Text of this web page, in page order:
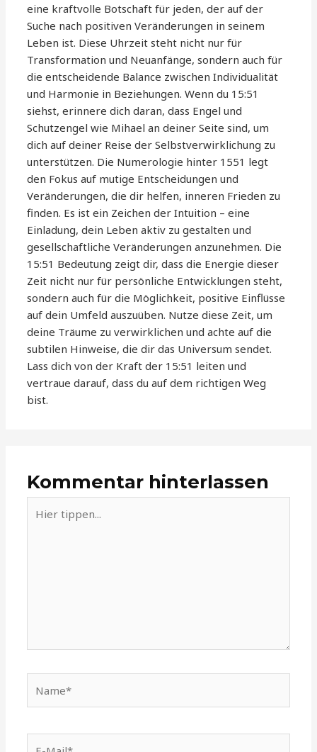
eine kraftvolle Botschaft für jeden, der auf der
Suche nach positiven Veränderungen in seinem
Leben ist. Diese Uhrzeit steht nicht nur für
Transformation und Neuanfänge, sondern auch für
die entscheidende Balance zwischen Individualität
und Harmonie in Beziehungen. Wenn du 15:51
siehst, erinnere dich daran, dass Engel und
Schutzengel wie Mihael an deiner Seite sind, um
dich auf deiner Reise der Selbstverwirklichung zu
unterstützen. Die Numerologie hinter 1551 legt
den Fokus auf mutige Entscheidungen und
Veränderungen, die dir helfen, inneren Frieden zu
finden. Es ist ein Zeichen der Intuition – eine
Einladung, dein Leben aktiv zu gestalten und
gesellschaftliche Veränderungen anzunehmen. Die
15:51 Bedeutung zeigt dir, dass die Energie dieser
Zeit nicht nur für persönliche Entwicklungen steht,
sondern auch für die Möglichkeit, positive Einflüsse
auf dein Umfeld auszuüben. Nutze diese Zeit, um
deine Träume zu verwirklichen und achte auf die
subtilen Hinweise, die dir das Universum sendet.
Lass dich von der Kraft der 15:51 leiten und
vertraue darauf, dass du auf dem richtigen Weg
bist.
Kommentar hinterlassen
tippen...